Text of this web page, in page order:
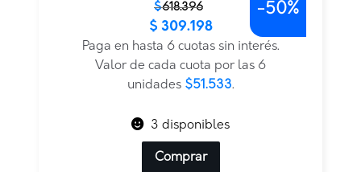
$618.396
original
actual
$ 309.198
Paga en hasta 6 cuotas sin interés.
Valor de cada cuota por las 6
unidades $51.533.
-50%
3 disponibles
Comprar